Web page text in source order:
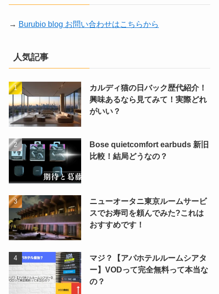
→ Burubio blog お問い合わせはこちらから
人気記事
カルディ猫の日バック歴代紹介！
興味あるなら見てみて！実際どれ
がいい？
Bose quietcomfort earbuds 新旧
比較！結局どうなの？
ニューオータニ東京ルームサービ
スでお寿司を頼んでみた?これは
おすすめです！
マジ？【アパホテルルームシアタ
ー】VODって完全無料って本当な
の？